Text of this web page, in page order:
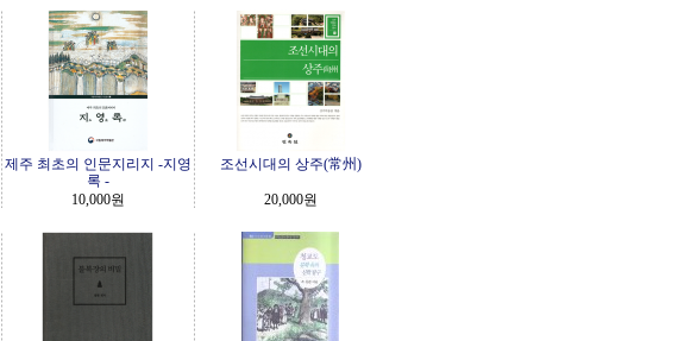
제주 최초의 인문지리지 -지영
록 -
10,000원
조선시대의 상주(常州)
20,000원